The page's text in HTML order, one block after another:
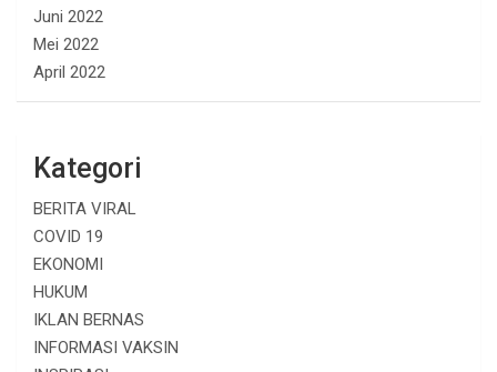
Juni 2022
Mei 2022
April 2022
Kategori
BERITA VIRAL
COVID 19
EKONOMI
HUKUM
IKLAN BERNAS
INFORMASI VAKSIN